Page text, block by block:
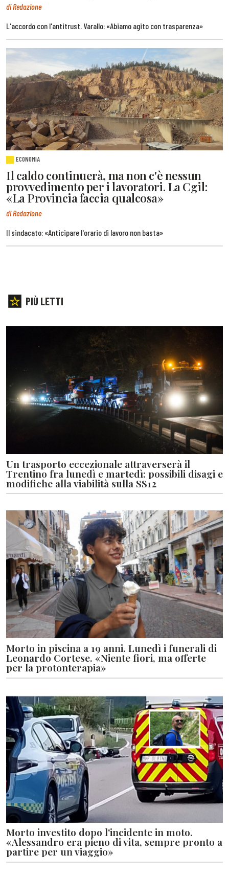
di Redazione
L'accordo con l'antitrust. Varallo: «Abiamo agito con trasparenza»
ECONOMIA
Il caldo continuerà, ma non c'è nessun
provvedimento per i lavoratori. La Cgil:
«La Provincia faccia qualcosa»
di Redazione
Il sindacato: «Anticipare l'orario di lavoro non basta»
PIÙ LETTI
Un trasporto eccezionale attraverserà il
Trentino fra lunedì e martedì: possibili disagi e
modifiche alla viabilità sulla SS12
Morto in piscina a 19 anni. Lunedì i funerali di
Leonardo Cortese. «Niente fiori, ma offerte
per la protonterapia»
Morto investito dopo l'incidente in moto.
«Alessandro era pieno di vita, sempre pronto a
partire per un viaggio»